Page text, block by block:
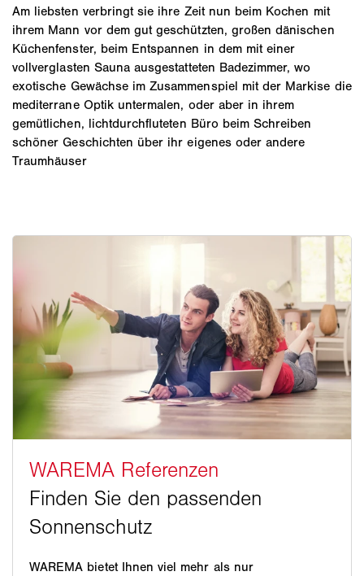
Am liebsten verbringt sie ihre Zeit nun beim Kochen mit
ihrem Mann vor dem gut geschützten, großen dänischen
Küchenfenster, beim Entspannen in dem mit einer
vollverglasten Sauna ausgestatteten Badezimmer, wo
exotische Gewächse im Zusammenspiel mit der Markise die
mediterrane Optik untermalen, oder aber in ihrem
gemütlichen, lichtdurchfluteten Büro beim Schreiben
schöner Geschichten über ihr eigenes oder andere
Traumhäuser
WAREMA bietet Ihnen viel mehr als nur